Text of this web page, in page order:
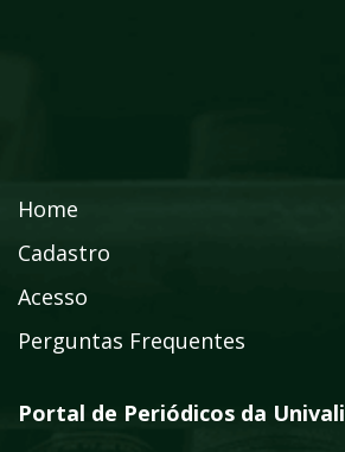
Home
Cadastro
Acesso
Perguntas Frequentes
Portal de Periódicos da Univali